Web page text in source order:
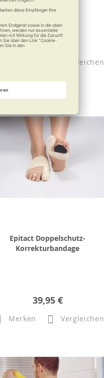
71,49 €
Vergleichen
Epitact Doppelschutz-
Korrekturbandage
39,95 €
Merken Vergleichen